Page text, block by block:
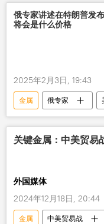
俄专家讲述在特朗普发
将会是什么价格
2025年2月3日, 19:43
金属 俄专家
关税
价格
关键金属：中美贸易
外国媒体
2024年12月18日, 20:44
金属 中美贸易战